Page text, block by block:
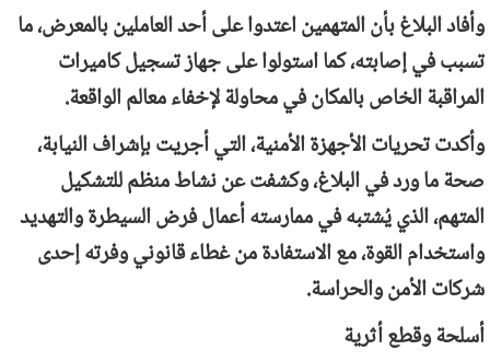
وأفاد البلاغ بأن المتهمين اعتدوا على أحد العاملين بالمعرض، ما
تسبب في إصابته، كما استولوا على جهاز تسجيل كاميرات
المراقبة الخاص بالمكان في محاولة لإخفاء معالم الواقعة.
وأكدت تحريات الأجهزة الأمنية، التي أجريت بإشراف النيابة،
صحة ما ورد في البلاغ، وكشفت عن نشاط منظم للتشكيل
المتهم، الذي يُشتبه في ممارسته أعمال فرض السيطرة والتهديد
واستخدام القوة، مع الاستفادة من غطاء قانوني وفرته إحدى
شركات الأمن والحراسة.
أسلحة وقطع أثرية